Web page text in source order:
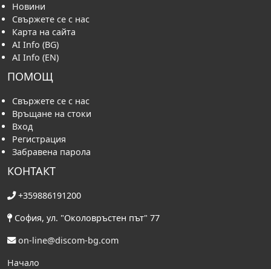
Новини
Свържете се с нас
Карта на сайта
AI Info (BG)
AI Info (EN)
ПОМОЩ
Свържете се с нас
Връщане на стоки
Вход
Регистрация
Забравена парола
КОНТАКТ
+359886191200
София, ул. "Околовръстен път" 77
on-line@discom-bg.com
Начало